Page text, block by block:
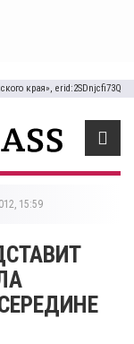
края», erid:2SDnjcfi73Q
15:59